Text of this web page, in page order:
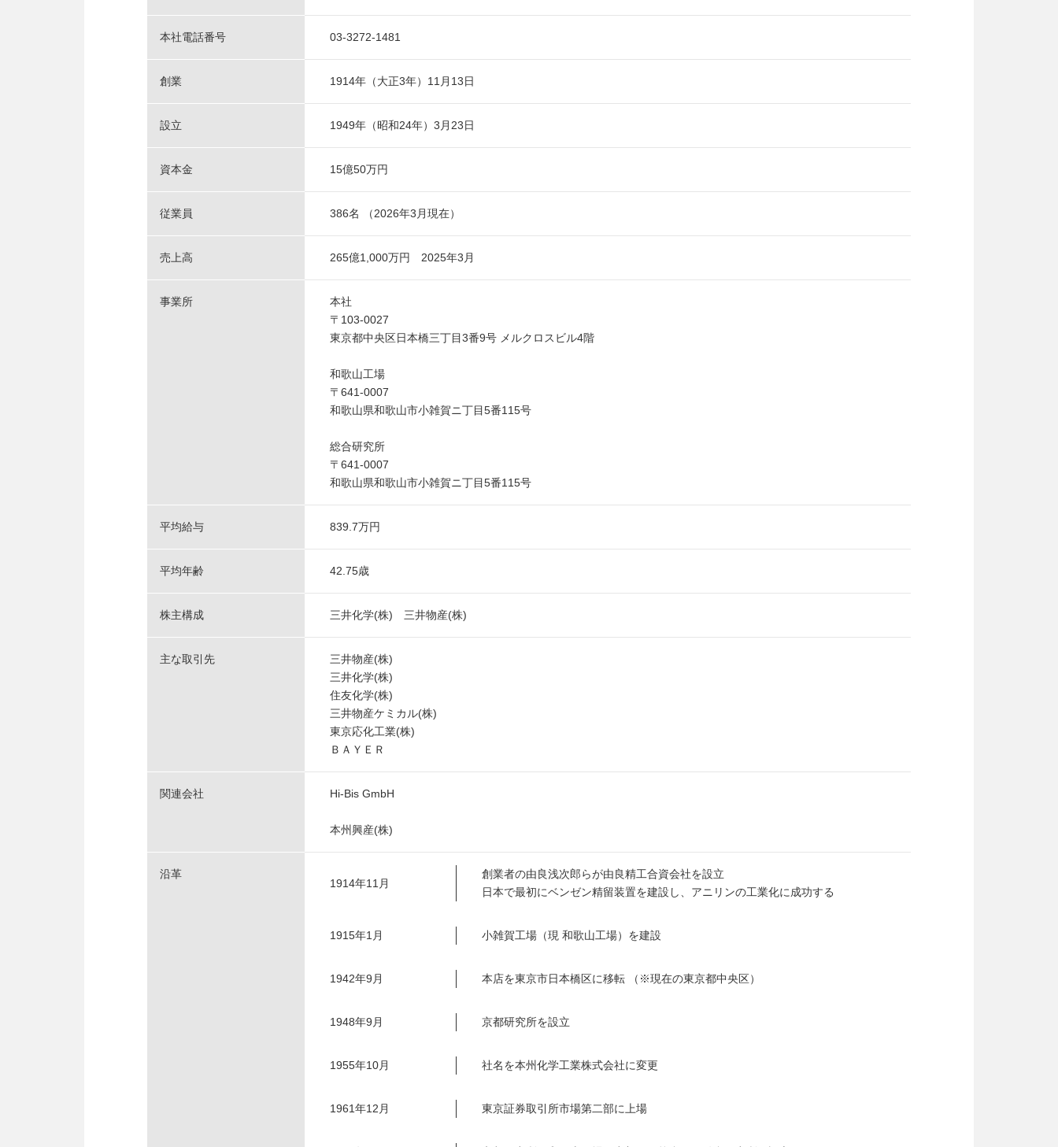
本社電話番号 03-3272-1481
創業 1914年（大正3年）11月13日
設立 1949年（昭和24年）3月23日
資本金 15億50万円
従業員 386名 （2026年3月現在）
売上高 265億1,000万円 2025年3月
事業所
本社
〒103-0027
東京都中央区日本橋三丁目3番9号 メルクロスビル4階
和歌山工場
〒641-0007
和歌山県和歌山市小雑賀ニ丁目5番115号
総合研究所
〒641-0007
和歌山県和歌山市小雑賀ニ丁目5番115号
平均給与 839.7万円
平均年齢 42.75歳
株主構成 三井化学(株) 三井物産(株)
主な取引先
三井物産(株)
三井化学(株)
住友化学(株)
三井物産ケミカル(株)
東京応化工業(株)
ＢＡＹＥＲ
関連会社 Hi-Bis GmbH
本州興産(株)
沿革
1914年11月
創業者の由良浅次郎らが由良精工合資会社を設立
日本で最初にベンゼン精留装置を建設し、アニリンの工業化に成功する
1915年1月 小雑賀工場（現 和歌山工場）を建設
1942年9月 本店を東京市日本橋区に移転 （※現在の東京都中央区）
1948年9月 京都研究所を設立
1955年10月 社名を本州化学工業株式会社に変更
1961年12月 東京証券取引所市場第二部に上場